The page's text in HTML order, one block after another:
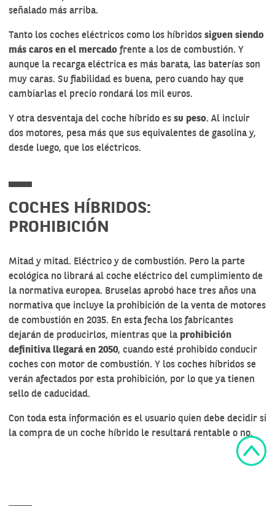
señalado más arriba.
Tanto los coches eléctricos como los híbridos siguen siendo
más caros en el mercado frente a los de combustión. Y
aunque la recarga eléctrica es más barata, las baterías son
muy caras. Su fiabilidad es buena, pero cuando hay que
cambiarlas el precio rondará los mil euros.
Y otra desventaja del coche híbrido es su peso. Al incluir
dos motores, pesa más que sus equivalentes de gasolina y,
desde luego, que los eléctricos.
COCHES HÍBRIDOS:
PROHIBICIÓN
Mitad y mitad. Eléctrico y de combustión. Pero la parte
ecológica no librará al coche eléctrico del cumplimiento de
la normativa europea. Bruselas aprobó hace tres años una
normativa que incluye la prohibición de la venta de motores
de combustión en 2035. En esta fecha los fabricantes
dejarán de producirlos, mientras que la prohibición
definitiva llegará en 2050, cuando esté prohibido conducir
coches con motor de combustión. Y los coches híbridos se
verán afectados por esta prohibición, por lo que ya tienen
sello de caducidad.
Con toda esta información es el usuario quien debe decidir si
la compra de un coche híbrido le resultará rentable o no.